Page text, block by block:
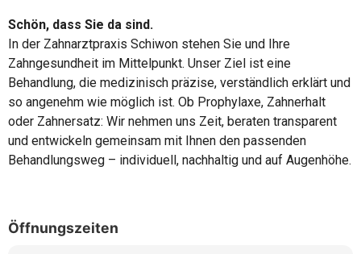
Schön, dass Sie da sind.
In der Zahnarztpraxis Schiwon stehen Sie und Ihre
Zahngesundheit im Mittelpunkt. Unser Ziel ist eine
Behandlung, die medizinisch präzise, verständlich erklärt und
so angenehm wie möglich ist. Ob Prophylaxe, Zahnerhalt
oder Zahnersatz: Wir nehmen uns Zeit, beraten transparent
und entwickeln gemeinsam mit Ihnen den passenden
Behandlungsweg – individuell, nachhaltig und auf Augenhöhe.
Öffnungszeiten